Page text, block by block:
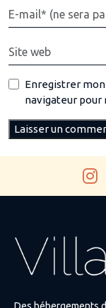
Enregistrer
navigateur pour